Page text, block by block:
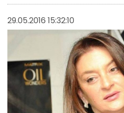
29.05.2016 15:32:10